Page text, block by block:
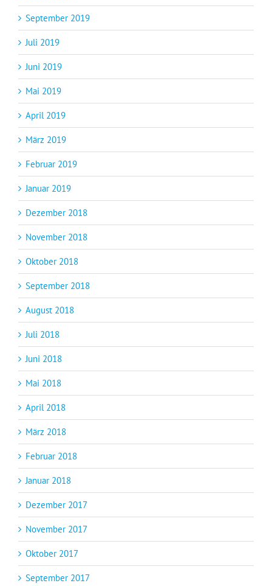
September 2019
Juli 2019
Juni 2019
Mai 2019
April 2019
März 2019
Februar 2019
Januar 2019
Dezember 2018
November 2018
Oktober 2018
September 2018
August 2018
Juli 2018
Juni 2018
Mai 2018
April 2018
März 2018
Februar 2018
Januar 2018
Dezember 2017
November 2017
Oktober 2017
September 2017